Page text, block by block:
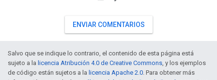
ENVIAR COMENTARIOS
Salvo que se indique lo contrario, el contenido de esta página está
sujeto a la licencia Atribución 4.0 de Creative Commons, y los ejemplos
de código están sujetos a la licencia Apache 2.0. Para obtener más